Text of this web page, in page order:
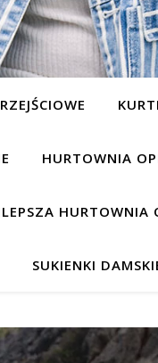
HURTOWNIA
HURTOWNIA
SUKIENKI